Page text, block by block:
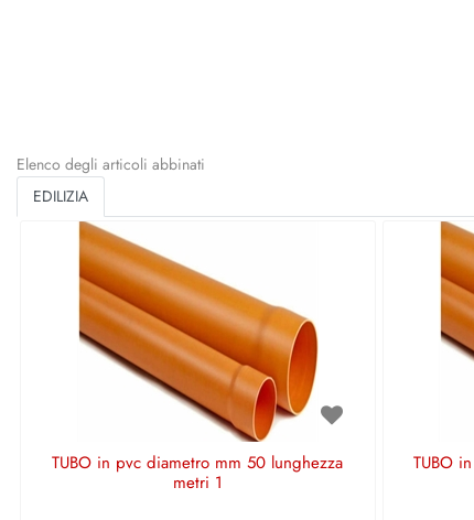
Elenco degli articoli abbinati
EDILIZIA
TUBO in pvc diametro mm 50 lunghezza
metri 1
TUBO